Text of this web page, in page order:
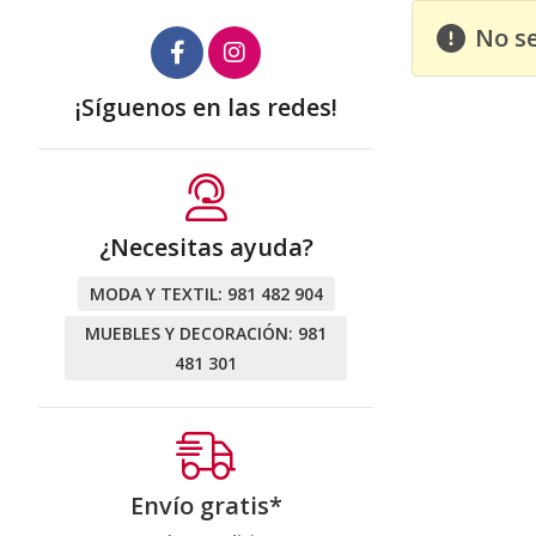
No
¡Síguenos en las redes!
¿Necesitas ayuda?
MODA Y TEXTIL: 981 482 904
MUEBLES Y DECORACIÓN: 981
481 301
Envío gratis*